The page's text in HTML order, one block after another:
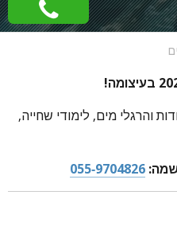
והרגלי מים, לימודי שחייה,
055-9704826